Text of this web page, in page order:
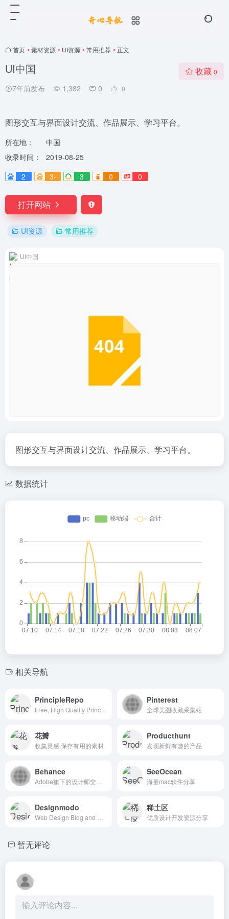
首页 • 素材资源 • UI资源 • 常用推荐 • 正文
UI中国
7年前发布 1,382 0 0
收藏 0
图形交互与界面设计交流、作品展示、学习平台。
所在地：
中国
收录时间：
2019-08-25
2
3- 3 0 0
打开网站
UI资源 常用推荐
UI中国
图形交互与界面设计交流、作品展示、学习平台。
数据统计
相关导航
PrincipleRepo Pinterest
全球美图收藏采集站
花瓣
收集灵感,保存有用的素材
Producthunt
发现新鲜有趣的产品
Behance SeeOcean
海量mac软件分享
Designmodo 稀土区
优质设计开发资源分享
暂无评论